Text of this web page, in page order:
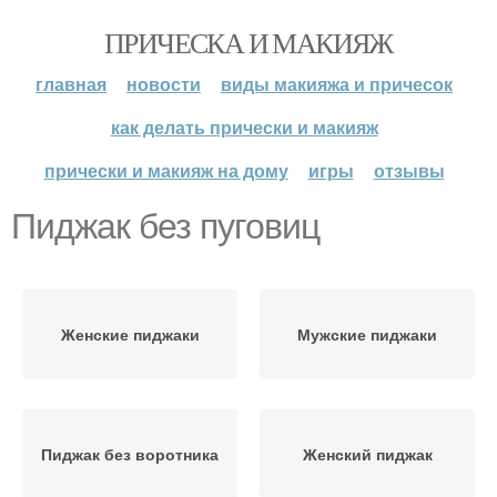
ПРИЧЕСКА И МАКИЯЖ
главная новости
виды макияжа и причесок
как делать прически и макияж
прически и макияж на дому
игры отзывы
Пиджак без пуговиц
Женские пиджаки Мужские пиджаки
Пиджак без воротника Женский пиджак